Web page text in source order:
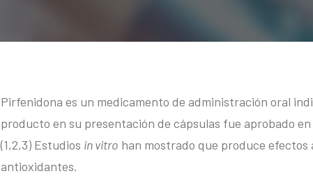
Pirfenidona es un medicamento de administración oral
producto en su presentación de cápsulas fue aprobado en
(1,2,3) Estudios in vitro han mostrado que produce
antioxidantes.